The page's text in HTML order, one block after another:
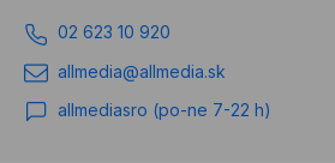
02 623 10 920
allmedia@allmedia.sk
allmediasro (po-ne 7-22 h)